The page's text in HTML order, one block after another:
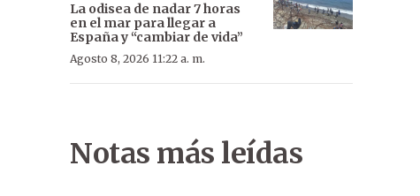
La odisea de nadar 7 horas
en el mar para llegar a
España y “cambiar de vida”
Agosto 8, 2026 11:22 a. m.
Notas más leídas